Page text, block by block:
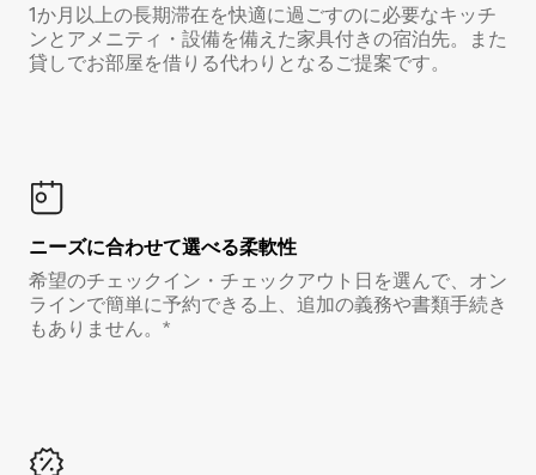
1か月以上の長期滞在を快適に過ごすのに必要なキッチ
ンとアメニティ・設備を備えた家具付きの宿泊先。また
貸しでお部屋を借りる代わりとなるご提案です。
ニーズに合わせて選べる柔軟性
希望のチェックイン・チェックアウト日を選んで、オン
ラインで簡単に予約できる上、追加の義務や書類手続き
もありません。*